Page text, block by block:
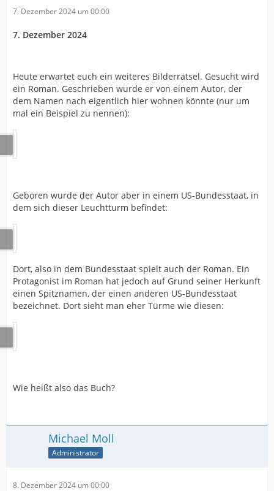
7. Dezember 2024 um 00:00
7. Dezember 2024
Heute erwartet euch ein weiteres Bilderrätsel. Gesucht wird
ein Roman. Geschrieben wurde er von einem Autor, der
dem Namen nach eigentlich hier wohnen könnte (nur um
mal ein Beispiel zu nennen):
Geboren wurde der Autor aber in einem US-Bundesstaat, in
dem sich dieser Leuchtturm befindet:
Dort, also in dem Bundesstaat spielt auch der Roman. Ein
Protagonist im Roman hat jedoch auf Grund seiner Herkunft
einen Spitznamen, der einen anderen US-Bundesstaat
bezeichnet. Dort sieht man eher Türme wie diesen:
Wie heißt also das Buch?
Michael Moll
Administrator
8. Dezember 2024 um 00:00